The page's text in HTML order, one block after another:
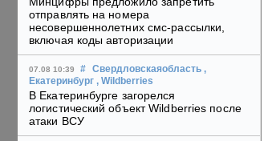
отправлять на номера
несовершеннолетних смс-рассылки,
включая коды авторизации
07.08 10:39 # Свердловскаяобласть ,
Екатеринбург , Wildberries
В Екатеринбурге загорелся
логистический объект Wildberries после
атаки ВСУ